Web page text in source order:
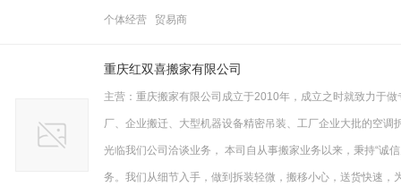
个体经营 贸易商
重庆红双喜搬家有限公司
主营：重庆搬家有限公司成立于2010年，成立之时就致力于
厂、企业搬迁、大型机器设备精密吊装、工厂企业大批的空
光临我们公司洽谈业务， 本司自从事搬家业务以来，秉持“诚
务。我们从细节入手，做到拆装轻微，搬移小心，送货快速